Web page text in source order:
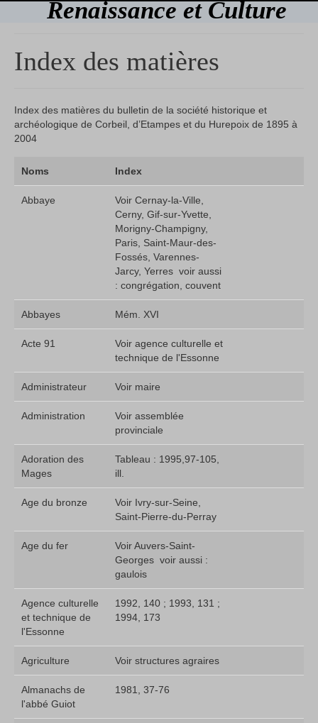
Renaissance et Culture
Index des matières
Index des matières du bulletin de la société historique et
archéologique de Corbeil, d’Etampes et du Hurepoix de 1895 à
2004
Noms Index
Abbaye
Voir Cernay-la-Ville,
Cerny, Gif-sur-Yvette,
Morigny-Champigny,
Paris, Saint-Maur-des-
Fossés, Varennes-
Jarcy, Yerres  voir aussi
: congrégation, couvent
Abbayes Mém. XVI
Acte 91
Voir agence culturelle et
technique de l'Essonne
Administrateur Voir maire
Administration
Voir assemblée
provinciale
Adoration des
Mages
Tableau : 1995,97-105,
ill.
Age du bronze
Voir Ivry-sur-Seine,
Saint-Pierre-du-Perray
Age du fer
Voir Auvers-Saint-
Georges  voir aussi :
gaulois
Agence culturelle
et technique de
l'Essonne
1992, 140 ; 1993, 131 ;
1994, 173
Agriculture Voir structures agraires
Almanachs de
l'abbé Guiot
1981, 37-76